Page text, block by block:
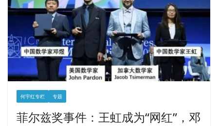
何宇红专栏 专题
菲尔兹奖事件：王虹成为“网红”，邓